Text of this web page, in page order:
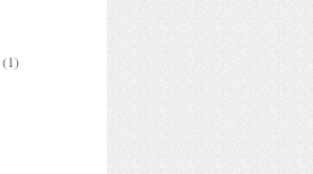
(1)